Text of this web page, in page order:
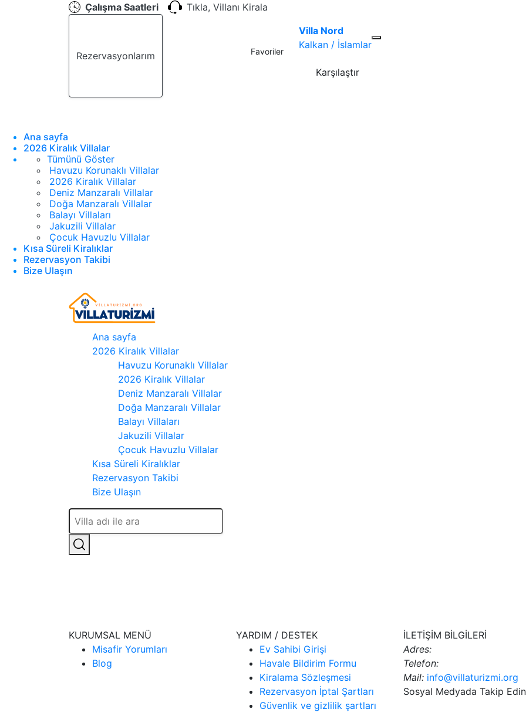
Çalışma Saatleri Tıkla, Villanı Kirala
Rezervasyonlarım Favoriler
Villa Nord
Kalkan / İslamlar
Karşılaştır
Ana sayfa
2026 Kiralık Villalar
Tümünü Göster
Havuzu Korunaklı Villalar
2026 Kiralık Villalar
Deniz Manzaralı Villalar
Doğa Manzaralı Villalar
Balayı Villaları
Jakuzili Villalar
Çocuk Havuzlu Villalar
Kısa Süreli Kiralıklar
Rezervasyon Takibi
Bize Ulaşın
Ana sayfa
2026 Kiralık Villalar
Havuzu Korunaklı Villalar
2026 Kiralık Villalar
Deniz Manzaralı Villalar
Doğa Manzaralı Villalar
Balayı Villaları
Jakuzili Villalar
Çocuk Havuzlu Villalar
Kısa Süreli Kiralıklar
Rezervasyon Takibi
Bize Ulaşın
KURUMSAL MENÜ
Misafir Yorumları
Blog
YARDIM / DESTEK
Ev Sahibi Girişi
Havale Bildirim Formu
Kiralama Sözleşmesi
Rezervasyon İptal Şartları
Güvenlik ve gizlilik şartları
İLETİŞİM BİLGİLERİ
Adres:
Telefon:
Mail: info@villaturizmi.org
Sosyal Medyada Takip Edin